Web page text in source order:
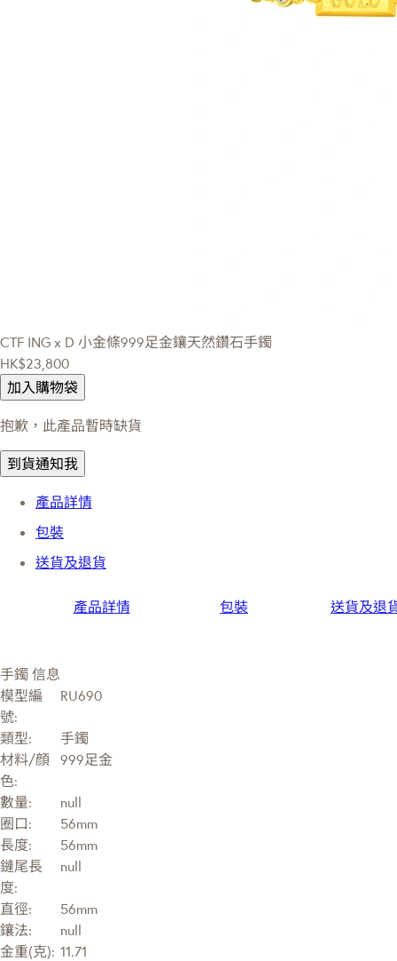
CTF ING x D 小金條999足金鑲天然鑽石手鐲
HK$23,800
加入購物袋
抱歉，此產品暫時缺貨
到貨通知我
產品詳情
包裝
送貨及退貨
產品詳情 包裝 送貨及退
手鐲 信息
模型編
號:
RU690
類型:
手鐲
材料/顔
色:
999足金
數量:
null
圈口:
56mm
長度:
56mm
鏈尾長
度:
null
直徑:
56mm
鑲法:
null
金重(克): 11.71